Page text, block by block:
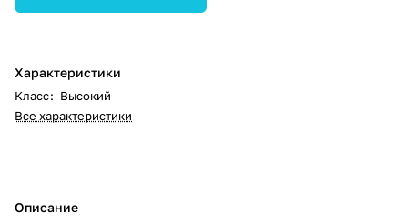
Характеристики
Класс: Высокий
Все характеристики
Описание